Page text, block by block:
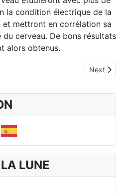
la condition électrique de la
mettront en corrélation sa
cerveau. De bons résultats
alors obtenus.
physique Next article:
Next
LUNE